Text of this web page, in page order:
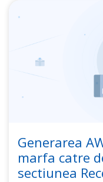
Generarea
marfa catre
sectiunea